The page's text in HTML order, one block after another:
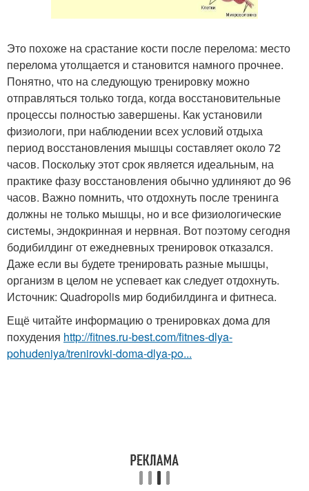
Это похоже на срастание кости после перелома: место
перелома утолщается и становится намного прочнее.
Понятно, что на следующую тренировку можно
отправляться только тогда, когда восстановительные
процессы полностью завершены. Как установили
физиологи, при наблюдении всех условий отдыха
период восстановления мышцы составляет около 72
часов. Поскольку этот срок является идеальным, на
практике фазу восстановления обычно удлиняют до 96
часов. Важно помнить, что отдохнуть после тренинга
должны не только мышцы, но и все физиологические
системы, эндокринная и нервная. Вот поэтому сегодня
бодибилдинг от ежедневных тренировок отказался.
Даже если вы будете тренировать разные мышцы,
организм в целом не успевает как следует отдохнуть.
Источник: Quadropolis мир бодибилдинга и фитнеса.
Ещё читайте информацию о тренировках дома для
похудения http://fitnes.ru-best.com/fitnes-dlya-
pohudeniya/trenirovki-doma-dlya-po...